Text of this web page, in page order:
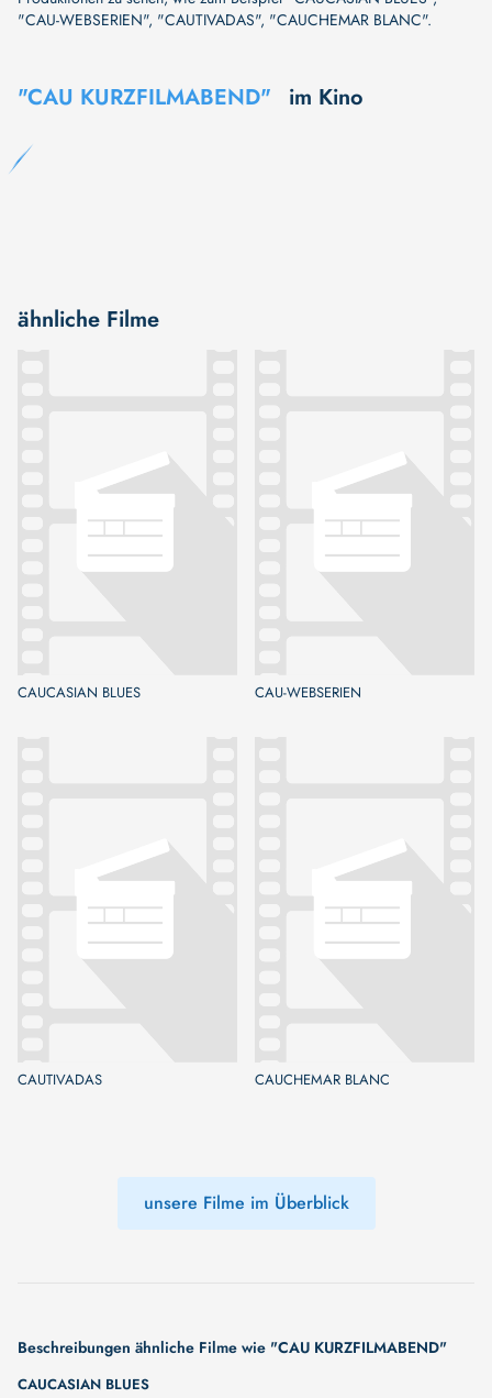
"CAU-WEBSERIEN", "CAUTIVADAS", "CAUCHEMAR BLANC".
"CAU KURZFILMABEND" im Kino
ähnliche Filme
CAUCASIAN BLUES CAU-WEBSERIEN
CAUTIVADAS CAUCHEMAR BLANC
unsere Filme im Überblick
Beschreibungen ähnliche Filme wie "CAU KURZFILMABEND"
CAUCASIAN BLUES